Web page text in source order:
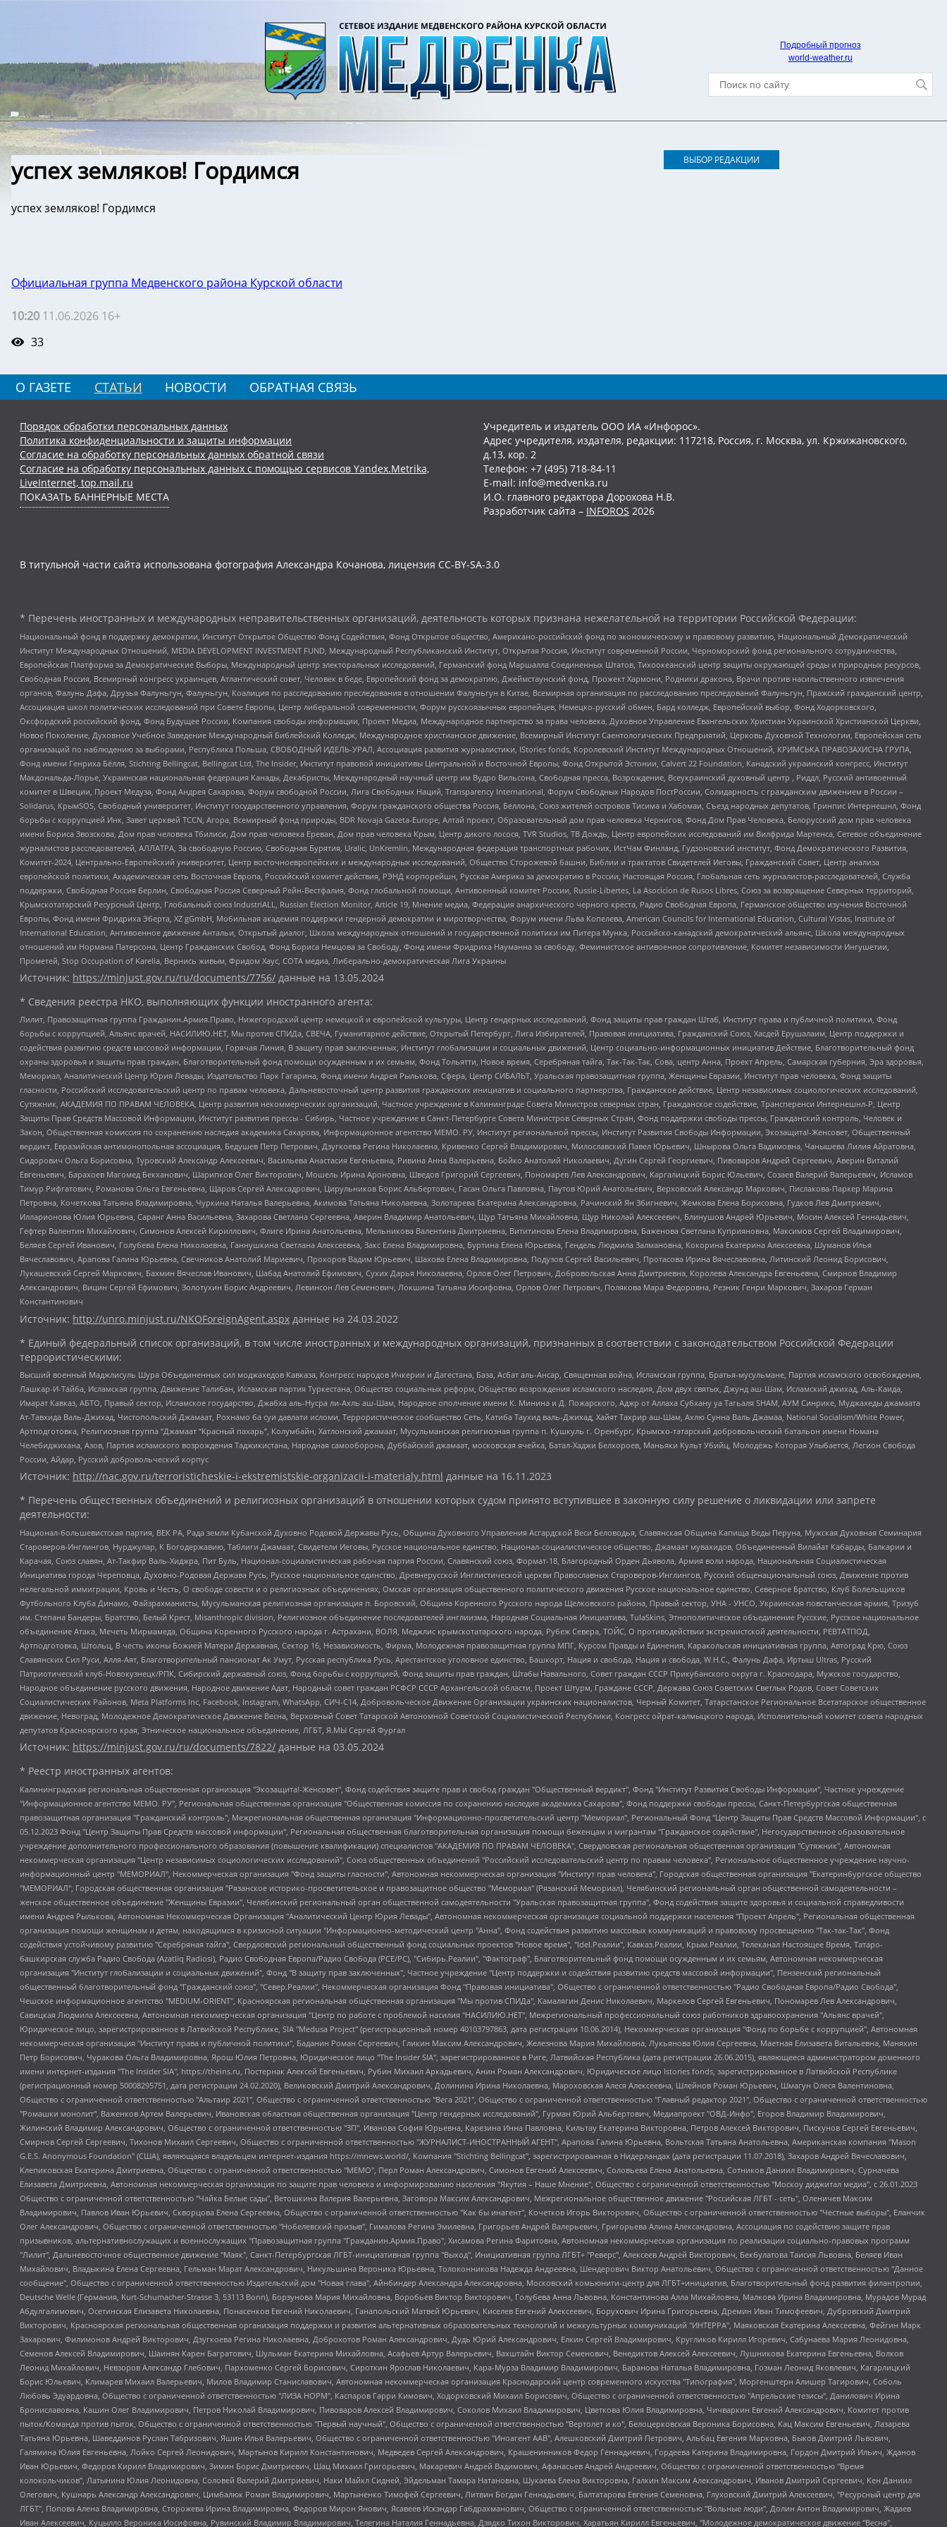
Подробный прогноз
world-weather.ru
успех земляков! Гордимся
успех земляков! Гордимся
Официальная группа Медвенского района Курской области
10:20 11.06.2026 16+
33
ВЫБОР РЕДАКЦИИ
О ГАЗЕТЕ СТАТЬИ НОВОСТИ ОБРАТНАЯ СВЯЗЬ
Порядок обработки персональных данных
Политика конфиденциальности и защиты информации
Согласие на обработку персональных данных обратной связи
Согласие на обработку персональных данных с помощью сервисов Yandex.Metrika,
LiveInternet, top.mail.ru
ПОКАЗАТЬ БАННЕРНЫЕ МЕСТА
Учредитель и издатель ООО ИА «Инфорос».
Адрес учредителя, издателя, редакции: 117218, Россия, г. Москва, ул. Кржижановского,
д.13, кор. 2
Телефон: +7 (495) 718-84-11
E-mail: info@medvenka.ru
И.О. главного редактора Дорохова Н.В.
Разработчик сайта – INFOROS 2026
В титульной части сайта использована фотография Александра Кочанова, лицензия CC-BY-SA-3.0
* Перечень иностранных и международных неправительственных организаций, деятельность которых признана нежелательной на территории Российской Федерации:
Национальный фонд в поддержку демократии, Институт Открытое Общество Фонд Содействия, Фонд Открытое общество, Американо-российский фонд по экономическому и правовому развитию, Национальный Демократический
Институт Международных Отношений, MEDIA DEVELOPMENT INVESTMENT FUND, Международный Республиканский Институт, Открытая Россия, Институт современной России, Черноморский фонд регионального сотрудничества,
Европейская Платформа за Демократические Выборы, Международный центр электоральных исследований, Германский фонд Маршалла Соединенных Штатов, Тихоокеанский центр защиты окружающей среды и природных ресурсов,
Свободная Россия, Всемирный конгресс украинцев, Атлантический совет, Человек в беде, Европейский фонд за демократию, Джеймстаунский фонд, Прожект Хармони, Родники дракона, Врачи против насильственного извлечения
органов, Фалунь Дафа, Друзья Фалуньгун, Фалуньгун, Коалиция по расследованию преследования в отношении Фалуньгун в Китае, Всемирная организация по расследованию преследований Фалуньгун, Пражский гражданский центр,
Ассоциация школ политических исследований при Совете Европы, Центр либеральной современности, Форум русскоязычных европейцев, Немецко-русский обмен, Бард колледж, Европейский выбор, Фонд Ходорковского,
Оксфордский российский фонд, Фонд Будущее России, Компания свободы информации, Проект Медиа, Международное партнерство за права человека, Духовное Управление Евангельских Христиан Украинской Христианской Церкви,
Новое Поколение, Духовное Учебное Заведение Международный Библейский Колледж, Международное христианское движение, Всемирный Институт Саентологических Предприятий, Церковь Духовной Технологии, Европейская сеть
организаций по наблюдению за выборами, Республика Польша, СВОБОДНЫЙ ИДЕЛЬ-УРАЛ, Ассоциация развития журналистики, IStories fonds, Королевский Институт Международных Отношений, КРИМСЬКА ПРАВОЗАХИСНА ГРУПА,
Фонд имени Генриха Бёлля, Stichting Bellingcat, Bellingcat Ltd, The Insider, Институт правовой инициативы Центральной и Восточной Европы, Фонд Открытой Эстонии, Calvert 22 Foundation, Канадский украинский конгресс, Институт
Макдональда-Лорье, Украинская национальная федерация Канады, Декабристы, Международный научный центр им Вудро Вильсона, Свободная пресса, Возрождение, Всеукраинский духовный центр , Риддл, Русский антивоенный
комитет в Швеции, Проект Медуза, Фонд Андрея Сахарова, Форум свободной России, Лига Свободных Наций, Transparеncy International, Форум Свободных Народов ПостРоссии, Солидарность с гражданским движением в России –
Solidarus, КрымSOS, Свободный университет, Институт государственного управления, Форум гражданского общества Россия, Беллона, Союз жителей островов Тисима и Хабомаи, Съезд народных депутатов, Гринпис Интернешнл, Фонд
борьбы с коррупцией Инк, Завет церквей TCCN, Агора, Всемирный фонд природы, BDR Novaja Gazeta-Europe, Алтай проект, Образовательный дом прав человека Чернигов, Фонд Дом Прав Человека, Белорусский дом прав человека
имени Бориса Звозскова, Дом прав человека Тбилиси, Дом прав человека Ереван, Дом прав человека Крым, Центр дикого лосося, TVR Studios, ТВ Дождь, Центр европейских исследований им Вилфрида Мартенса, Сетевое объединение
журналистов расследователей, АЛЛАТРА, За свободную Россию, Свободная Бурятия, Uralic, UnKremlin, Международная федерация транспортных рабочих, ИстЧам Финланд, Гудзоновский институт, Фонд Демократического Развития,
Комитет-2024, Центрально-Европейский университет, Центр восточноевропейских и международных исследований, Общество Сторожевой башни, Библии и трактатов Свидетелей Иеговы, Гражданский Совет, Центр анализа
европейской политики, Академическая сеть Восточная Европа, Российский комитет действия, РЭНД корпорейшн, Русская Америка за демократию в России, Настоящая Россия, Глобальная сеть журналистов-расследователей, Служба
поддержки, Свободная Россия Берлин, Свободная Россия Северный Рейн-Вестфалия, Фонд глобальной помощи, Антивоенный комитет России, Russie-Libertes, La Asocicion de Rusos Libres, Союз за возвращение Северных территорий,
Крымскотатарский Ресурсный Центр, Глобальный союз IndustriALL, Russian Election Monitor, Article 19, Мнение медиа, Федерация анархического черного креста, Радио Свободная Европа, Германское общество изучения Восточной
Европы, Фонд имени Фридриха Эберта, XZ gGmbH, Мобильная академия поддержки гендерной демократии и миротворчества, Форум имени Льва Копелева, American Councils for International Education, Cultural Vistas, Institute of
International Education, Антивоенное движение Антальи, Открытый диалог, Школа международных отношений и государственной политики им Питера Мунка, Российско-канадский демократический альянс, Школа международных
отношений им Нормана Патерсона, Центр Гражданских Свобод, Фонд Бориса Немцова за Свободу, Фонд имени Фридриха Науманна за свободу, Феминистское антивоенное сопротивление, Комитет независимости Ингушетии,
Прометей, Stop Occupation of Karelia, Вернись живым, Фридом Хаус, СОТА медиа, Либерально-демократическая Лига Украины
Источник: https://minjust.gov.ru/ru/documents/7756/ данные на 13.05.2024
* Сведения реестра НКО, выполняющих функции иностранного агента:
Лилит, Правозащитная группа Гражданин.Армия.Право, Нижегородский центр немецкой и европейской культуры, Центр гендерных исследований, Фонд защиты прав граждан Штаб, Институт права и публичной политики, Фонд
борьбы с коррупцией, Альянс врачей, НАСИЛИЮ.НЕТ, Мы против СПИДа, СВЕЧА, Гуманитарное действие, Открытый Петербург, Лига Избирателей, Правовая инициатива, Гражданский Союз, Хасдей Ерушалаим, Центр поддержки и
содействия развитию средств массовой информации, Горячая Линия, В защиту прав заключенных, Институт глобализации и социальных движений, Центр социально-информационных инициатив Действие, Благотворительный фонд
охраны здоровья и защиты прав граждан, Благотворительный фонд помощи осужденным и их семьям, Фонд Тольятти, Новое время, Серебряная тайга, Так-Так-Так, Сова, центр Анна, Проект Апрель, Самарская губерния, Эра здоровья,
Мемориал, Аналитический Центр Юрия Левады, Издательство Парк Гагарина, Фонд имени Андрея Рылькова, Сфера, Центр СИБАЛЬТ, Уральская правозащитная группа, Женщины Евразии, Институт прав человека, Фонд защиты
гласности, Российский исследовательский центр по правам человека, Дальневосточный центр развития гражданских инициатив и социального партнерства, Гражданское действие, Центр независимых социологических исследований,
Сутяжник, АКАДЕМИЯ ПО ПРАВАМ ЧЕЛОВЕКА, Центр развития некоммерческих организаций, Частное учреждение в Калининграде Совета Министров северных стран, Гражданское содействие, Трансперенси Интернешнл-Р, Центр
Защиты Прав Средств Массовой Информации, Институт развития прессы - Сибирь, Частное учреждение в Санкт-Петербурге Совета Министров Северных Стран, Фонд поддержки свободы прессы, Гражданский контроль, Человек и
Закон, Общественная комиссия по сохранению наследия академика Сахарова, Информационное агентство МЕМО. РУ, Институт региональной прессы, Институт Развития Свободы Информации, Экозащита!-Женсовет, Общественный
вердикт, Евразийская антимонопольная ассоциация, Бедушев Петр Петрович, Дзугкоева Регина Николаевна, Кривенко Сергей Владимирович, Милославский Павел Юрьевич, Шнырова Ольга Вадимовна, Чанышева Лилия Айратовна,
Сидорович Ольга Борисовна, Туровский Александр Алексеевич, Васильева Анастасия Евгеньевна, Ривина Анна Валерьевна, Бойко Анатолий Николаевич, Дугин Сергей Георгиевич, Пивоваров Андрей Сергеевич, Аверин Виталий
Евгеньевич, Барахоев Магомед Бекханович, Шарипков Олег Викторович, Мошель Ирина Ароновна, Шведов Григорий Сергеевич, Пономарев Лев Александрович, Каргалицкий Борис Юльевич, Созаев Валерий Валерьевич, Исламов
Тимур Рифгатович, Романова Ольга Евгеньевна, Щаров Сергей Алексадрович, Цирульников Борис Альбертович, Гасан Ольга Павловна, Паутов Юрий Анатольевич, Верховский Александр Маркович, Пислакова-Паркер Марина
Петровна, Кочеткова Татьяна Владимировна, Чуркина Наталья Валерьевна, Акимова Татьяна Николаевна, Золотарева Екатерина Александровна, Рачинский Ян Збигневич, Жемкова Елена Борисовна, Гудков Лев Дмитриевич,
Илларионова Юлия Юрьевна, Саранг Анна Васильевна, Захарова Светлана Сергеевна, Аверин Владимир Анатольевич, Щур Татьяна Михайловна, Щур Николай Алексеевич, Блинушов Андрей Юрьевич, Мосин Алексей Геннадьевич,
Гефтер Валентин Михайлович, Симонов Алексей Кириллович, Флиге Ирина Анатольевна, Мельникова Валентина Дмитриевна, Вититинова Елена Владимировна, Баженова Светлана Куприяновна, Максимов Сергей Владимирович,
Беляев Сергей Иванович, Голубева Елена Николаевна, Ганнушкина Светлана Алексеевна, Закс Елена Владимировна, Буртина Елена Юрьевна, Гендель Людмила Залмановна, Кокорина Екатерина Алексеевна, Шуманов Илья
Вячеславович, Арапова Галина Юрьевна, Свечников Анатолий Мариевич, Прохоров Вадим Юрьевич, Шахова Елена Владимировна, Подузов Сергей Васильевич, Протасова Ирина Вячеславовна, Литинский Леонид Борисович,
Лукашевский Сергей Маркович, Бахмин Вячеслав Иванович, Шабад Анатолий Ефимович, Сухих Дарья Николаевна, Орлов Олег Петрович, Добровольская Анна Дмитриевна, Королева Александра Евгеньевна, Смирнов Владимир
Александрович, Вицин Сергей Ефимович, Золотухин Борис Андреевич, Левинсон Лев Семенович, Локшина Татьяна Иосифовна, Орлов Олег Петрович, Полякова Мара Федоровна, Резник Генри Маркович, Захаров Герман
Константинович
Источник: http://unro.minjust.ru/NKOForeignAgent.aspx данные на 24.03.2022
* Единый федеральный список организаций, в том числе иностранных и международных организаций, признанных в соответствии с законодательством Российской Федерации
террористическими:
Высший военный Маджлисуль Шура Объединенных сил моджахедов Кавказа, Конгресс народов Ичкерии и Дагестана, База, Асбат аль-Ансар, Священная война, Исламская группа, Братья-мусульмане, Партия исламского освобождения,
Лашкар-И-Тайба, Исламская группа, Движение Талибан, Исламская партия Туркестана, Общество социальных реформ, Общество возрождения исламского наследия, Дом двух святых, Джунд аш-Шам, Исламский джихад, Аль-Каида,
Имарат Кавказ, АБТО, Правый сектор, Исламское государство, Джабха аль-Нусра ли-Ахль аш-Шам, Народное ополчение имени К. Минина и Д. Пожарского, Аджр от Аллаха Субхану уа Тагьаля SHAM, АУМ Синрике, Муджахеды джамаата
Ат-Тавхида Валь-Джихад, Чистопольский Джамаат, Рохнамо ба суи давлати исломи, Террористическое сообщество Сеть, Катиба Таухид валь-Джихад, Хайят Тахрир аш-Шам, Ахлю Сунна Валь Джамаа, National Socialism/White Power,
Артподготовка, Религиозная группа “Джамаат “Красный пахарь”, Колумбайн, Хатлонский джамаат, Мусульманская религиозная группа п. Кушкуль г. Оренбург, Крымско-татарский добровольческий батальон имени Номана
Челебиджихана, Азов, Партия исламского возрождения Таджикистана, Народная самооборона, Дуббайский джамаат, московская ячейка, Батал-Хаджи Белхороев, Маньяки Культ Убийц, Молодёжь Которая Улыбается, Легион Свобода
России, Айдар, Русский добровольческий корпус
Источник: http://nac.gov.ru/terroristicheskie-i-ekstremistskie-organizacii-i-materialy.html данные на 16.11.2023
* Перечень общественных объединений и религиозных организаций в отношении которых судом принято вступившее в законную силу решение о ликвидации или запрете
деятельности:
Национал-большевистская партия, ВЕК РА, Рада земли Кубанской Духовно Родовой Державы Русь, Община Духовного Управления Асгардской Веси Беловодья, Славянская Община Капища Веды Перуна, Мужская Духовная Семинария
Староверов-Инглингов, Нурджулар, К Богодержавию, Таблиги Джамаат, Свидетели Иеговы, Русское национальное единство, Национал-социалистическое общество, Джамаат мувахидов, Объединенный Вилайат Кабарды, Балкарии и
Карачая, Союз славян, Ат-Такфир Валь-Хиджра, Пит Буль, Национал-социалистическая рабочая партия России, Славянский союз, Формат-18, Благородный Орден Дьявола, Армия воли народа, Национальная Социалистическая
Инициатива города Череповца, Духовно-Родовая Держава Русь, Русское национальное единство, Древнерусской Инглистической церкви Православных Староверов-Инглингов, Русский общенациональный союз, Движение против
нелегальной иммиграции, Кровь и Честь, О свободе совести и о религиозных объединениях, Омская организация общественного политического движения Русское национальное единство, Северное Братство, Клуб Болельщиков
Футбольного Клуба Динамо, Файзрахманисты, Мусульманская религиозная организация п. Боровский, Община Коренного Русского народа Щелковского района, Правый сектор, УНА - УНСО, Украинская повстанческая армия, Тризуб
им. Степана Бандеры, Братство, Белый Крест, Misanthropic division, Религиозное объединение последователей инглиизма, Народная Социальная Инициатива, TulaSkins, Этнополитическое объединение Русские, Русское национальное
объединение Атака, Мечеть Мирмамеда, Община Коренного Русского народа г. Астрахани, ВОЛЯ, Меджлис крымскотатарского народа, Рубеж Севера, ТОЙС, О противодействии экстремистской деятельности, РЕВТАТПОД,
Артподготовка, Штольц, В честь иконы Божией Матери Державная, Сектор 16, Независимость, Фирма, Молодежная правозащитная группа МПГ, Курсом Правды и Единения, Каракольская инициативная группа, Автоград Крю, Союз
Славянских Сил Руси, Алля-Аят, Благотворительный пансионат Ак Умут, Русская республика Русь, Арестантское уголовное единство, Башкорт, Нация и свобода, Нация и свобода, W.H.С., Фалунь Дафа, Иртыш Ultras, Русский
Патриотический клуб-Новокузнецк/РПК, Сибирский державный союз, Фонд борьбы с коррупцией, Фонд защиты прав граждан, Штабы Навального, Совет граждан СССР Прикубанского округа г. Краснодара, Мужское государство,
Народное объединение русского движения, Народное движение Адат, Народный совет граждан РСФСР СССР Архангельской области, Проект Штурм, Граждане СССР, Держава Союз Советских Светлых Родов, Совет Советских
Социалистических Районов, Meta Platforms Inc, Facebook, Instagram, WhatsApp, СИЧ-С14, Добровольческое Движение Организации украинских националистов, Черный Комитет, Татарстанское Региональное Всетатарское общественное
движение, Невоград, Молодежное Демократическое Движение Весна, Верховный Совет Татарской Автономной Советской Социалистической Республики, Конгресс ойрат-калмыцкого народа, Исполнительный комитет совета народных
депутатов Красноярского края, Этническое национальное объединение, ЛГБТ, Я.МЫ Сергей Фургал
Источник: https://minjust.gov.ru/ru/documents/7822/ данные на 03.05.2024
* Реестр иностранных агентов:
Калининградская региональная общественная организация "Экозащита!-Женсовет", Фонд содействия защите прав и свобод граждан "Общественный вердикт", Фонд "Институт Развития Свободы Информации", Частное учреждение "Информационное агентство МЕМО. РУ", Региональная общественная организация "Общественная комиссия по сохранению наследия академика Сахарова", Фонд поддержки свободы прессы, Санкт-Петербургская общественная правозащитная организация "Гражданский контроль", Межрегиональная общественная организация "Информационно-просветительский центр "Мемориал", Региональный Фонд "Центр Защиты Прав Средств Массовой Информации", с 05.12.2023 Фонд "Центр Защиты Прав Средств массовой информации", Региональная общественная благотворительная организация помощи беженцам и мигрантам "Гражданское содействие", Негосударственное образовательное учреждение дополнительного профессионального образования (повышение квалификации) специалистов "АКАДЕМИЯ ПО ПРАВАМ ЧЕЛОВЕКА", Свердловская региональная общественная организация "Сутяжник", Автономная некоммерческая организация "Центр независимых социологических исследований", Союз общественных объединений "Российский исследовательский центр по правам человека", Региональное общественное учреждение научно-информационный центр "МЕМОРИАЛ", Некоммерческая организация "Фонд защиты гласности", Автономная некоммерческая организация "Институт прав человека", Городская общественная организация "Екатеринбургское общество "МЕМОРИАЛ", Городская общественная организация "Рязанское историко-просветительское и правозащитное общество "Мемориал" (Рязанский Мемориал), Челябинский региональный орган общественной самодеятельности – женское общественное объединение "Женщины Евразии", Челябинский региональный орган общественной самодеятельности "Уральская правозащитная группа", Фонд содействия защите здоровья и социальной справедливости имени Андрея Рылькова, Автономная Некоммерческая Организация "Аналитический Центр Юрия Левады", Автономная некоммерческая организация социальной поддержки населения "Проект Апрель", Региональная общественная организация помощи женщинам и детям, находящимся в кризисной ситуации "Информационно-методический центр "Анна", Фонд содействия развитию массовых коммуникаций и правовому просвещению "Так-так-Так", Фонд содействия устойчивому развитию "Серебряная тайга", Свердловский региональный общественный фонд социальных проектов "Новое время", "Idel.Реалии", Кавказ.Реалии, Крым.Реалии, Телеканал Настоящее Время, Татаро-башкирская служба Радио Свобода (Azatliq Radiosi), Радио Свободная Европа/Радио Свобода (PCE/PC), "Сибирь.Реалии", "Фактограф", Благотворительный фонд помощи осужденным и их семьям, Автономная некоммерческая организация "Институт глобализации и социальных движений", Фонд "В защиту прав заключенных", Частное учреждение "Центр поддержки и содействия развитию средств массовой информации", Пензенский региональный общественный благотворительный фонд "Гражданский союз", "Север.Реалии", Некоммерческая организация Фонд "Правовая инициатива", Общество с ограниченной ответственностью "Радио Свободная Европа/Радио Свобода", Чешское информационное агентство "MEDIUM-ORIENT", Красноярская региональная общественная организация "Мы против СПИДа", Камалягин Денис Николаевич, Маркелов Сергей Евгеньевич, Пономарев Лев Александрович, Савицкая Людмила Алексеевна, Автономная некоммерческая организация "Центр по работе с проблемой насилия "НАСИЛИЮ.НЕТ", Межрегиональный профессиональный союз работников здравоохранения "Альянс врачей", Юридическое лицо, зарегистрированное в Латвийской Республике, SIA "Medusa Project" (регистрационный номер 40103797863, дата регистрации 10.06.2014), Некоммерческая организация "Фонд по борьбе с коррупцией", Автономная некоммерческая организация "Институт права и публичной политики", Баданин Роман Сергеевич, Гликин Максим Александрович, Железнова Мария Михайловна, Лукьянова Юлия Сергеевна, Маетная Елизавета Витальевна, Маняхин Петр Борисович, Чуракова Ольга Владимировна, Ярош Юлия Петровна, Юридическое лицо "The Insider SIA", зарегистрированное в Риге, Латвийская Республика (дата регистрации 26.06.2015), являющееся администратором доменного имени интернет-издания "The Insider SIA", https://theins.ru, Постернак Алексей Евгеньевич, Рубин Михаил Аркадьевич, Анин Роман Александрович, Юридическое лицо Istories fonds, зарегистрированное в Латвийской Республике (регистрационный номер 50008295751, дата регистрации 24.02.2020), Великовский Дмитрий Александрович, Долинина Ирина Николаевна, Мароховская Алеся Алексеевна, Шлейнов Роман Юрьевич, Шмагун Олеся Валентиновна, Общество с ограниченной ответственностью "Альтаир 2021", Общество с ограниченной ответственностью "Вега 2021", Общество с ограниченной ответственностью "Главный редактор 2021", Общество с ограниченной ответственностью "Ромашки монолит", Важенков Артем Валерьевич, Ивановская областная общественная организация "Центр гендерных исследований", Гурман Юрий Альбертович, Медиапроект "ОВД-Инфо", Егоров Владимир Владимирович, Жилинский Владимир Александрович, Общество с ограниченной ответственностью "ЗП", Иванова София Юрьевна, Карезина Инна Павловна, Кильтау Екатерина Викторовна, Петров Алексей Викторович, Пискунов Сергей Евгеньевич, Смирнов Сергей Сергеевич, Тихонов Михаил Сергеевич, Общество с ограниченной ответственностью "ЖУРНАЛИСТ-ИНОСТРАННЫЙ АГЕНТ", Арапова Галина Юрьевна, Вольтская Татьяна Анатольевна, Американская компания "Mason G.E.S. Anonymous Foundation" (США), являющаяся владельцем интернет-издания https://mnews.world/, Компания "Stichting Bellingcat", зарегистрированная в Нидерландах (дата регистрации 11.07.2018), Захаров Андрей Вячеславович, Клепиковская Екатерина Дмитриевна, Общество с ограниченной ответственностью "МЕМО", Перл Роман Александрович, Симонов Евгений Алексеевич, Соловьева Елена Анатольевна, Сотников Даниил Владимирович, Сурначева Елизавета Дмитриевна, Автономная некоммерческая организация по защите прав человека и информированию населения "Якутия – Наше Мнение", Общество с ограниченной ответственностью "Москоу диджитал медиа", с 26.01.2023 Общество с ограниченной ответственностью "Чайка Белые сады", Ветошкина Валерия Валерьевна, Заговора Максим Александрович, Межрегиональное общественное движение "Российская ЛГБТ - сеть", Оленичев Максим Владимирович, Павлов Иван Юрьевич, Скворцова Елена Сергеевна, Общество с ограниченной ответственностью "Как бы инагент", Кочетков Игорь Викторович, Общество с ограниченной ответственностью "Честные выборы", Еланчик Олег Александрович, Общество с ограниченной ответственностью "Нобелевский призыв", Гималова Регина Эмилевна, Григорьев Андрей Валерьевич, Григорьева Алина Александровна, Ассоциация по содействию защите прав призывников, альтернативнослужащих и военнослужащих "Правозащитная группа "Гражданин.Армия.Право", Хисамова Регина Фаритовна, Автономная некоммерческая организация по реализации социально-правовых программ "Лилит", Дальневосточное общественное движение "Маяк", Санкт-Петербургская ЛГБТ-инициативная группа "Выход", Инициативная группа ЛГБТ+ "Реверс", Алексеев Андрей Викторович, Бекбулатова Таисия Львовна, Беляев Иван Михайлович, Владыкина Елена Сергеевна, Гельман Марат Александрович, Никульшина Вероника Юрьевна, Толоконникова Надежда Андреевна, Шендерович Виктор Анатольевич, Общество с ограниченной ответственностью "Данное сообщение", Общество с ограниченной ответственностью Издательский дом "Новая глава", Айнбиндер Александра Александровна, Московский комьюнити-центр для ЛГБТ+инициатив, Благотворительный фонд развития филантропии, Deutsche Welle (Германия, Kurt-Schumacher-Strasse 3, 53113 Bonn), Борзунова Мария Михайловна, Воробьев Виктор Викторович, Голубева Анна Львовна, Константинова Алла Михайловна, Малкова Ирина Владимировна, Мурадов Мурад Абдулгалимович, Осетинская Елизавета Николаевна, Понасенков Евгений Николаевич, Ганапольский Матвей Юрьевич, Киселев Евгений Алексеевич, Борухович Ирина Григорьевна, Дремин Иван Тимофеевич, Дубровский Дмитрий Викторович, Красноярская региональная общественная организация поддержки и развития альтернативных образовательных технологий и межкультурных коммуникаций "ИНТЕРРА", Маяковская Екатерина Алексеевна, Фейгин Марк Захарович, Филимонов Андрей Викторович, Дзугкоева Регина Николаевна, Доброхотов Роман Александрович, Дудь Юрий Александрович, Елкин Сергей Владимирович, Кругликов Кирилл Игоревич, Сабунаева Мария Леонидовна, Семенов Алексей Владимирович, Шаинян Карен Багратович, Шульман Екатерина Михайловна, Асафьев Артур Валерьевич, Вахштайн Виктор Семенович, Венедиктов Алексей Алексеевич, Лушникова Екатерина Евгеньевна, Волков Леонид Михайлович, Невзоров Александр Глебович, Пархоменко Сергей Борисович, Сироткин Ярослав Николаевич, Кара-Мурза Владимир Владимирович, Баранова Наталья Владимировна, Гозман Леонид Яковлевич, Кагарлицкий Борис Юльевич, Климарев Михаил Валерьевич, Милов Владимир Станиславович, Автономная некоммерческая организация Краснодарский центр современного искусства "Типография", Моргенштерн Алишер Тагирович, Соболь Любовь Эдуардовна, Общество с ограниченной ответственностью "ЛИЗА НОРМ", Каспаров Гарри Кимович, Ходорковский Михаил Борисович, Общество с ограниченной ответственностью "Апрельские тезисы", Данилович Ирина Брониславовна, Кашин Олег Владимирович, Петров Николай Владимирович, Пивоваров Алексей Владимирович, Соколов Михаил Владимирович, Цветкова Юлия Владимировна, Чичваркин Евгений Александрович, Комитет против пыток/Команда против пыток, Общество с ограниченной ответственностью "Первый научный", Общество с ограниченной ответственностью "Вертолет и ко", Белоцерковская Вероника Борисовна, Кац Максим Евгеньевич, Лазарева Татьяна Юрьевна, Шаведдинов Руслан Табризович, Яшин Илья Валерьевич, Общество с ограниченной ответственностью "Иноагент ААВ", Алешковский Дмитрий Петрович, Альбац Евгения Марковна, Быков Дмитрий Львович, Галямина Юлия Евгеньевна, Лойко Сергей Леонидович, Мартынов Кирилл Константинович, Медведев Сергей Александрович, Крашенинников Федор Геннадиевич, Гордеева Катерина Вл